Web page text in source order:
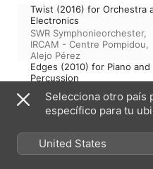
Twist (2016) for Orchestra
Electronics
SWR Symphonieorchester,
IRCAM - Centre Pompidou,
Alejo Pérez
Edges (2010) for Piano and
Percussion
Rémi Durupt
Laurent Durupt
Duo Links
F. BEDROSSIAN: EPIGRAM
Selecciona otro país
específico para tu
United States